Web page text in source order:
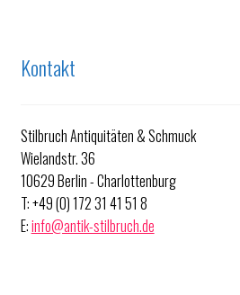
Kontakt
Stilbruch Antiquitäten & Schmuck
Wielandstr. 36
10629 Berlin - Charlottenburg
T: +49 (0) 172 31 41 51 8
E:info@antik-stilbruch.de